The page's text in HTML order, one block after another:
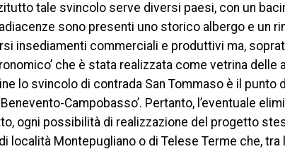
tale svincolo serve diversi paesi, con un
sono presenti uno storico albergo e un
insediamenti commerciali e produttivi ma,
che è stata realizzata come vetrina
lo svincolo di contrada San Tommaso è il punto
Campobasso’. Pertanto, l’eventuale
ogni possibilità di realizzazione del progetto
località Montepugliano o di Telese Terme che, tra